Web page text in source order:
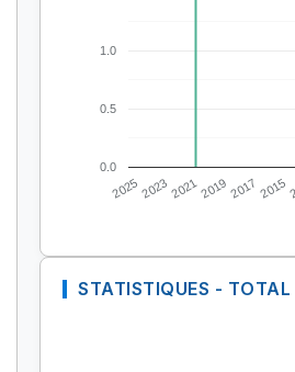
20252023202120192017 2015
0.0
0.5
1.0
STATISTIQUES - TOTAL